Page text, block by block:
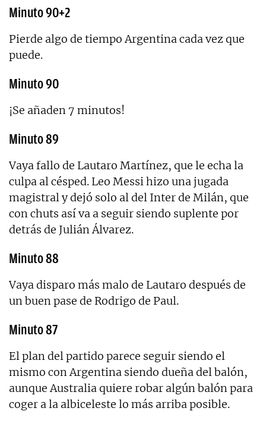
Minuto 90+2
Pierde algo de tiempo Argentina cada vez que
puede.
Minuto 90
¡Se añaden 7 minutos!
Minuto 89
Vaya fallo de Lautaro Martínez, que le echa la
culpa al césped. Leo Messi hizo una jugada
magistral y dejó solo al del Inter de Milán, que
con chuts así va a seguir siendo suplente por
detrás de Julián Álvarez.
Minuto 88
Vaya disparo más malo de Lautaro después de
un buen pase de Rodrigo de Paul.
Minuto 87
El plan del partido parece seguir siendo el
mismo con Argentina siendo dueña del balón,
aunque Australia quiere robar algún balón para
coger a la albiceleste lo más arriba posible.